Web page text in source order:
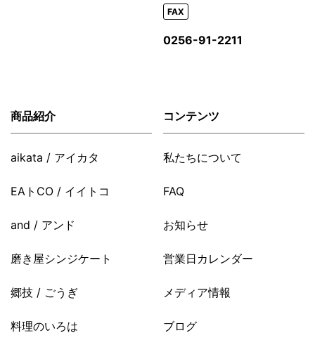
FAX
0256-91-2211
商品紹介
aikata / アイカタ
EAトCO / イイトコ
and / アンド
磨き屋シンジケート
郷技 / ごうぎ
料理のいろは
コンテンツ
私たちについて
FAQ
お知らせ
営業日カレンダー
メディア情報
ブログ